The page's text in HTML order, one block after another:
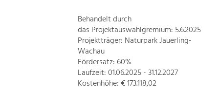
Behandelt durch
das Projektauswahlgremium: 5.6.2025
Projektträger: Naturpark Jauerling-
Wachau
Fördersatz: 60%
Laufzeit: 01.06.2025 - 31.12.2027
Kostenhöhe: € 173.118,02